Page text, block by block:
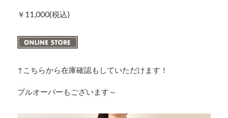
￥11,000(税込)
↑こちらから在庫確認もしていただけます！
プルオーバーもございます～